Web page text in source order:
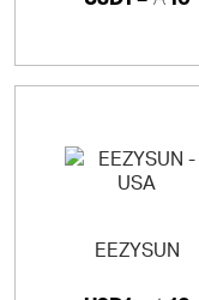
EEZYSUN